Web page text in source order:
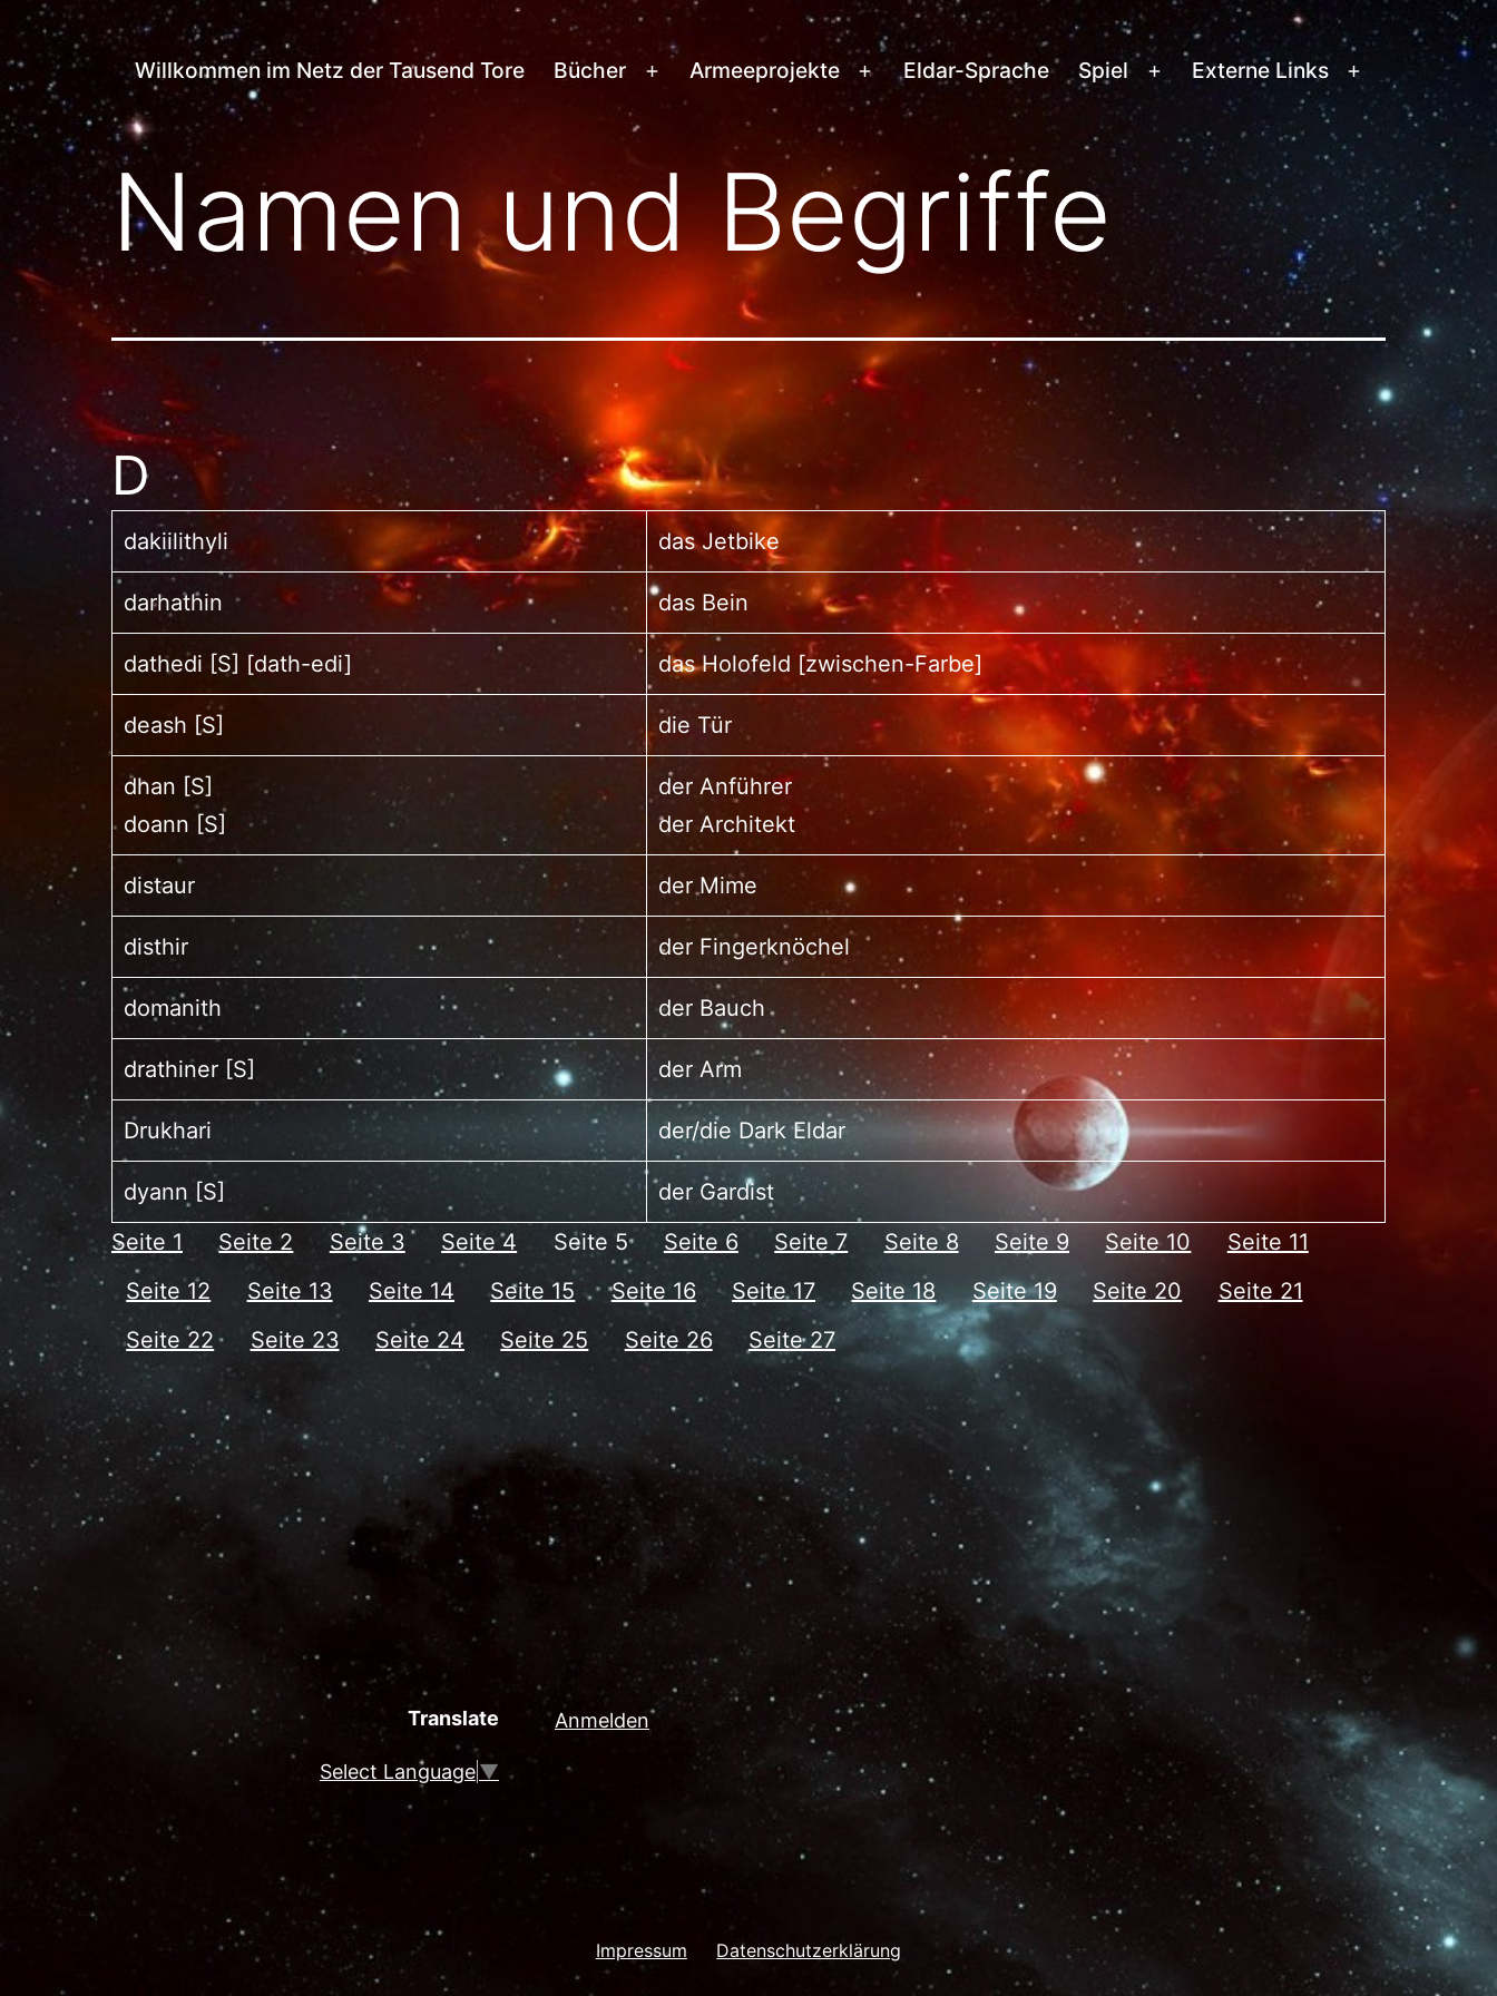
Zum
Inhalt
springen
Netz
der
Tausend
Tore
Willkommen im Netz der Tausend Tore Bücher
Menü
Armeeprojekte
Menü
öffnen
Eldar-Sprache Spiel
Menü
öffnen
Externe Links
Menü
öffnen
Namen und Begriffe
D
dakiilithyli das Jetbike
darhathin das Bein
dathedi [S] [dath-edi] das Holofeld [zwischen-Farbe]
deash [S] die Tür
dhan [S]
doann [S]
der Anführer
der Architekt
distaur der Mime
disthir der Fingerknöchel
domanith der Bauch
drathiner [S] der Arm
Drukhari der/die Dark Eldar
dyann [S]
der Gardist
Seite 1
Seite 2 Seite 3 Seite 4 Seite 5 Seite 6 Seite 7 Seite 8 Seite 9 Seite 10
Seite 11
Seite 12
Seite 13 Seite 14 Seite 15 Seite 16 Seite 17 Seite 18 Seite 19 Seite 20
Seite 21
Seite 22
Seite 23 Seite 24 Seite 25 Seite 26 Seite 27
Translate
Select Language▼
Anmelden
Impressum Datenschutzerklärung